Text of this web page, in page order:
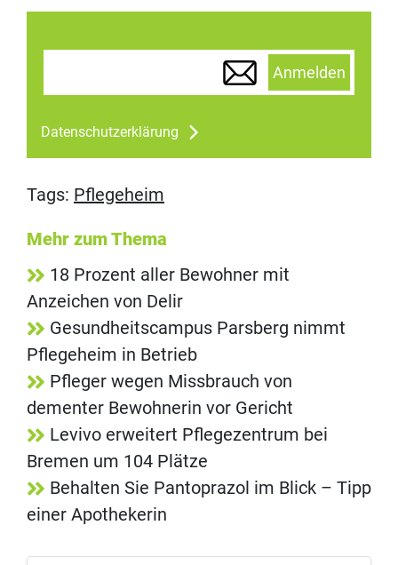
Anmelden
Datenschutzerklärung
Tags: Pflegeheim
Mehr zum Thema
18 Prozent aller Bewohner mit
Anzeichen von Delir
Gesundheitscampus Parsberg nimmt
Pflegeheim in Betrieb
Pfleger wegen Missbrauch von
dementer Bewohnerin vor Gericht
Levivo erweitert Pflegezentrum bei
Bremen um 104 Plätze
Behalten Sie Pantoprazol im Blick – Tipp
einer Apothekerin